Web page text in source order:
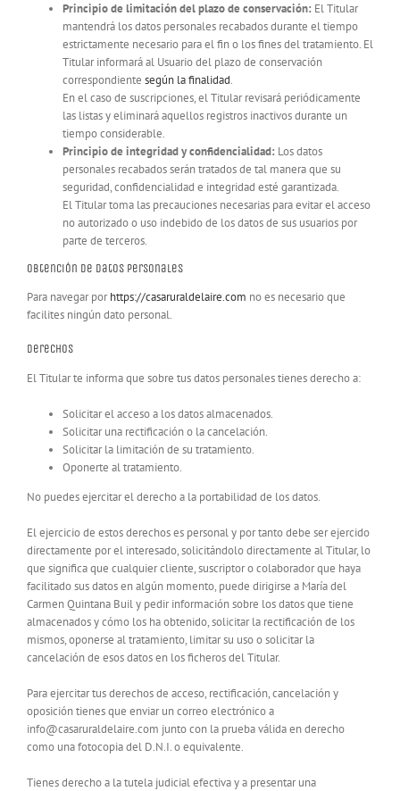
Principio de limitación del plazo de conservación: El Titular
mantendrá los datos personales recabados durante el tiempo
estrictamente necesario para el fin o los fines del tratamiento. El
Titular informará al Usuario del plazo de conservación
correspondiente según la finalidad.
En el caso de suscripciones, el Titular revisará periódicamente
las listas y eliminará aquellos registros inactivos durante un
tiempo considerable.
Principio de integridad y confidencialidad: Los datos
personales recabados serán tratados de tal manera que su
seguridad, confidencialidad e integridad esté garantizada.
El Titular toma las precauciones necesarias para evitar el acceso
no autorizado o uso indebido de los datos de sus usuarios por
parte de terceros.
Obtención de datos personales
Para navegar porhttps://casaruraldelaire.com no es necesario que
facilites ningún dato personal.
Derechos
El Titular te informa que sobre tus datos personales tienes derecho a:
Solicitar el acceso a los datos almacenados.
Solicitar una rectificación o la cancelación.
Solicitar la limitación de su tratamiento.
Oponerte al tratamiento.
No puedes ejercitar el derecho a la portabilidad de los datos.
El ejercicio de estos derechos es personal y por tanto debe ser ejercido
directamente por el interesado, solicitándolo directamente al Titular, lo
que significa que cualquier cliente, suscriptor o colaborador que haya
facilitado sus datos en algún momento, puede dirigirse a María del
Carmen Quintana Buil y pedir información sobre los datos que tiene
almacenados y cómo los ha obtenido, solicitar la rectificación de los
mismos, oponerse al tratamiento, limitar su uso o solicitar la
cancelación de esos datos en los ficheros del Titular.
Para ejercitar tus derechos de acceso, rectificación, cancelación y
oposición tienes que enviar un correo electrónico a
info@casaruraldelaire.com junto con la prueba válida en derecho
como una fotocopia del D.N.I. o equivalente.
Tienes derecho a la tutela judicial efectiva y a presentar una